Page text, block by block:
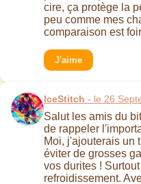
cire, ça protège la
peu comme mes
comparaison est
J'aime
IceStitch - le 26
Salut les amis du
de rappeler
Moi, j'ajouterais un
éviter de grosses
vos durites !
refroidissement.